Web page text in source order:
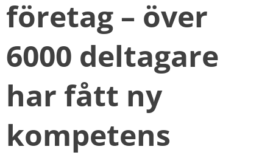
företag – över
6000 deltagare
har fått ny
kompetens